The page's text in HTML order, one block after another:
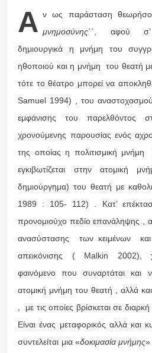
Α ν ως παράσταση
μνημοσύνης΄΄, αφού σ’
δημιουργικά η μνήμη του
ηθοποιού και η μνήμη του θεατή
τότε το θέατρο μπορεί να
Samuel 1994) , του
εμφάνισης του
χρονούμενης παρουσίας ενός
της οποίας η πολιτισμική
εγκιβωτίζεται στην ατομική
δημιούργημα) του θεατή με
1989 : 105- 112) . Κατ’
προνομιούχο πεδίο επανάληψης ,
ανασύστασης των κειμένων και
απεικόνισης ( Malkin 2002),
φαινόμενο που συναρτάται και
ατομική μνήμη του θεατή , αλλά
, με τις οποίες βρίσκεται σε
Είναι ένας μεταφορικός αλλά και
συντελείται μια «δοκιμασία μνήμης»